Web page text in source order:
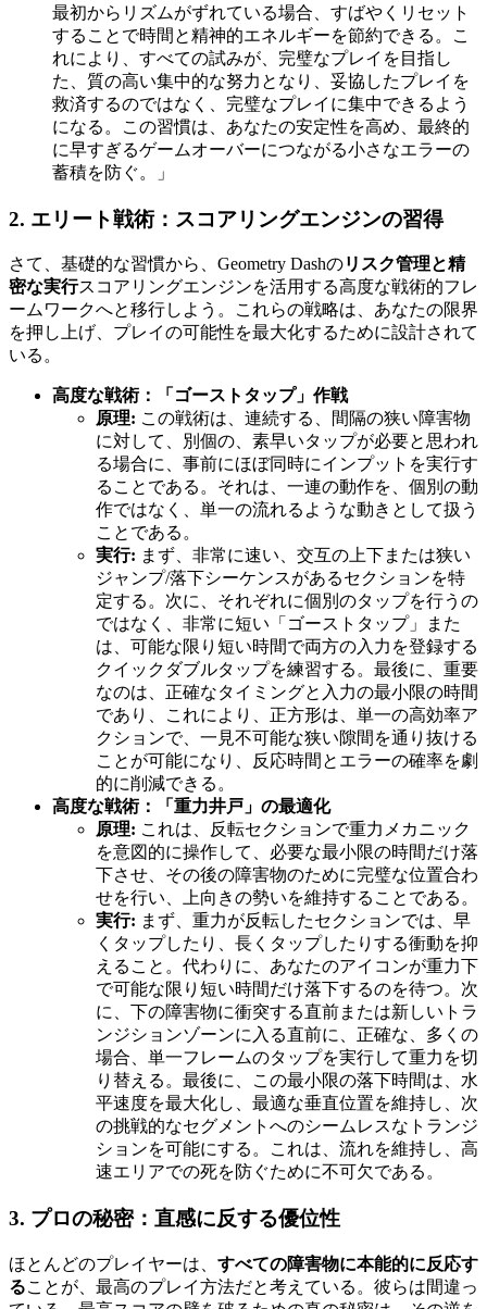
最初からリズムがずれている場合、すばやくリセット
することで時間と精神的エネルギーを節約できる。こ
れにより、すべての試みが、完璧なプレイを目指し
た、質の高い集中的な努力となり、妥協したプレイを
救済するのではなく、完璧なプレイに集中できるよう
になる。この習慣は、あなたの安定性を高め、最終的
に早すぎるゲームオーバーにつながる小さなエラーの
蓄積を防ぐ。」
2. エリート戦術：スコアリングエンジンの習得
さて、基礎的な習慣から、Geometry Dashのリスク管理と精
密な実行スコアリングエンジンを活用する高度な戦術的フレ
ームワークへと移行しよう。これらの戦略は、あなたの限界
を押し上げ、プレイの可能性を最大化するために設計されて
いる。
高度な戦術：「ゴーストタップ」作戦
原理: この戦術は、連続する、間隔の狭い障害物
に対して、別個の、素早いタップが必要と思われ
る場合に、事前にほぼ同時にインプットを実行す
ることである。それは、一連の動作を、個別の動
作ではなく、単一の流れるような動きとして扱う
ことである。
実行: まず、非常に速い、交互の上下または狭い
ジャンプ/落下シーケンスがあるセクションを特
定する。次に、それぞれに個別のタップを行うの
ではなく、非常に短い「ゴーストタップ」また
は、可能な限り短い時間で両方の入力を登録する
クイックダブルタップを練習する。最後に、重要
なのは、正確なタイミングと入力の最小限の時間
であり、これにより、正方形は、単一の高効率ア
クションで、一見不可能な狭い隙間を通り抜ける
ことが可能になり、反応時間とエラーの確率を劇
的に削減できる。
高度な戦術：「重力井戸」の最適化
原理: これは、反転セクションで重力メカニック
を意図的に操作して、必要な最小限の時間だけ落
下させ、その後の障害物のために完璧な位置合わ
せを行い、上向きの勢いを維持することである。
実行: まず、重力が反転したセクションでは、早
くタップしたり、長くタップしたりする衝動を抑
えること。代わりに、あなたのアイコンが重力下
で可能な限り短い時間だけ落下するのを待つ。次
に、下の障害物に衝突する直前または新しいトラ
ンジションゾーンに入る直前に、正確な、多くの
場合、単一フレームのタップを実行して重力を切
り替える。最後に、この最小限の落下時間は、水
平速度を最大化し、最適な垂直位置を維持し、次
の挑戦的なセグメントへのシームレスなトランジ
ションを可能にする。これは、流れを維持し、高
速エリアでの死を防ぐために不可欠である。
3. プロの秘密：直感に反する優位性
ほとんどのプレイヤーは、 すべての障害物に本能的に反応す
ることが、最高のプレイ方法だと考えている。彼らは間違っ